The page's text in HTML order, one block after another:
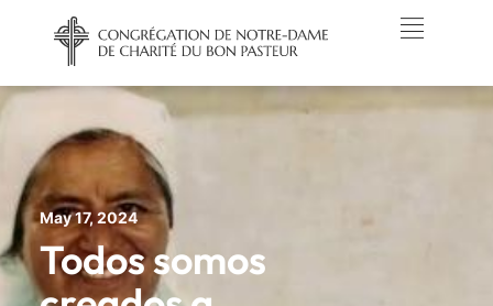
May 17, 2024
Todos somos